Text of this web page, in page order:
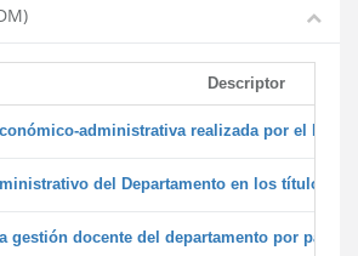
Descriptor
administrativa realizada por el
del Departamento en los títulos de
gestión docente del departamento por parte